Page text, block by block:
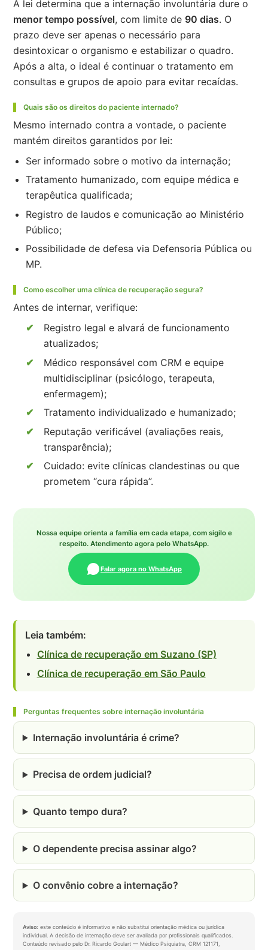
A lei determina que a internação involuntária dure o
menor tempo possível, com limite de 90 dias. O
prazo deve ser apenas o necessário para
desintoxicar o organismo e estabilizar o quadro.
Após a alta, o ideal é continuar o tratamento em
consultas e grupos de apoio para evitar recaídas.
Quais são os direitos do paciente internado?
Mesmo internado contra a vontade, o paciente
mantém direitos garantidos por lei:
Ser informado sobre o motivo da internação;
Tratamento humanizado, com equipe médica e
terapêutica qualificada;
Registro de laudos e comunicação ao Ministério
Público;
Possibilidade de defesa via Defensoria Pública ou
MP.
Como escolher uma clínica de recuperação segura?
Antes de internar, verifique:
Registro legal e alvará de funcionamento
atualizados;
Médico responsável com CRM e equipe
multidisciplinar (psicólogo, terapeuta,
enfermagem);
Tratamento individualizado e humanizado;
Reputação verificável (avaliações reais,
transparência);
Cuidado: evite clínicas clandestinas ou que
prometem “cura rápida”.
Nossa equipe orienta a família em cada etapa, com sigilo e
respeito. Atendimento agora pelo WhatsApp.
Falar agora no WhatsApp
Leia também:
Clínica de recuperação em Suzano (SP)
Clínica de recuperação em São Paulo
Perguntas frequentes sobre internação involuntária
Internação involuntária é crime?
Precisa de ordem judicial?
Quanto tempo dura?
O dependente precisa assinar algo?
O convênio cobre a internação?
Aviso: este conteúdo é informativo e não substitui orientação médica ou jurídica
individual. A decisão de internação deve ser avaliada por profissionais qualificados.
Conteúdo revisado pelo Dr. Ricardo Goulart — Médico Psiquiatra, CRM 121171,